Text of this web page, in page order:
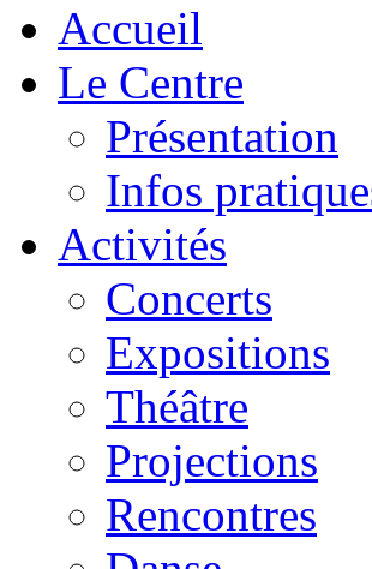
Accueil
Le Centre
Présentation
Infos
Activités
Concerts
Expositions
Théâtre
Projections
Rencontres